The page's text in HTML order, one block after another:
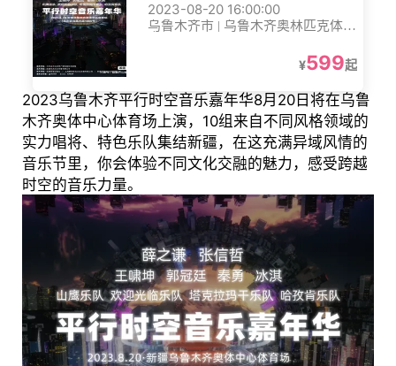
2023-08-20 16:00:00
乌鲁木齐市 | 乌鲁木齐奥林匹克体育
¥599起
2023乌鲁木齐平行时空音乐嘉年华8月20日将在乌鲁
木齐奥体中心体育场上演，10组来自不同风格领域的
实力唱将、特色乐队集结新疆，在这充满异域风情的
音乐节里，你会体验不同文化交融的魅力，感受跨越
时空的音乐力量。